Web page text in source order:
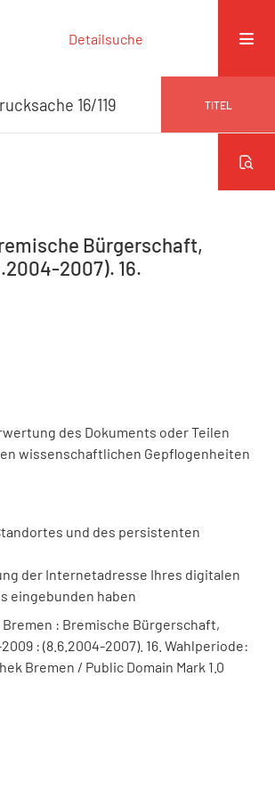
Detailsuche
16/119 TITEL
Bürgerschaft,
2007). 16.
des Dokuments oder Teilen
wissenschaftlichen Gepflogenheiten
und des persistenten
der Internetadresse Ihres digitalen
eingebunden haben
: Bremische Bürgerschaft,
: (8.6.2004-2007). 16. Wahlperiode:
Bremen / Public Domain Mark 1.0